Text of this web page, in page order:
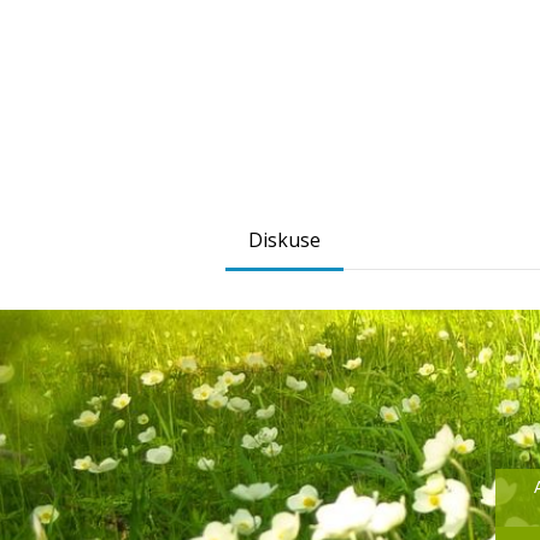
Diskuse